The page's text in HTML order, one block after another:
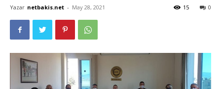
Yazar netbakis.net - May 28, 2021 0
15